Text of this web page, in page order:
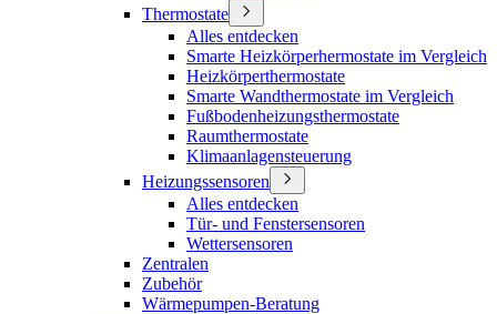
Thermostate
Alles entdecken
Smarte Heizkörperhermostate im Vergleich
Heizkörperthermostate
Smarte Wandthermostate im Vergleich
Fußbodenheizungsthermostate
Raumthermostate
Klimaanlagensteuerung
Heizungssensoren
Alles entdecken
Tür- und Fenstersensoren
Wettersensoren
Zentralen
Zubehör
Wärmepumpen-Beratung